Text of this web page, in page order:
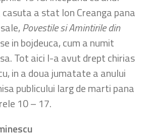
a stat Ion Creanga pana
Povestile si Amintirile din
in bojdeuca, cum a numit
Tot aici l-a avut drept chirias
in a doua jumatate a anului
publicului larg de marti pana
10 – 17.